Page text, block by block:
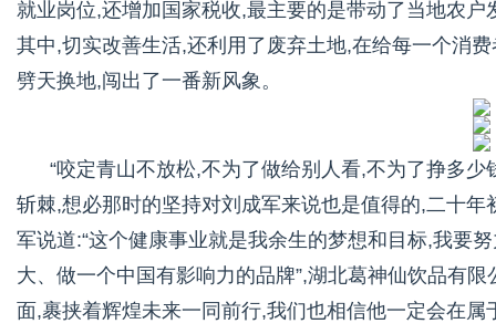
就业岗位,还增加国家税收,最主要的是带动了当地农
其中,切实改善生活,还利用了废弃土地,在给每一个消
劈天换地,闯出了一番新风象。
“咬定青山不放松,不为了做给别人看,不为了挣多
斩棘,想必那时的坚持对刘成军来说也是值得的,二十
军说道:“这个健康事业就是我余生的梦想和目标,我要
大、做一个中国有影响力的品牌”,湖北葛神仙饮品有
面,裹挟着辉煌未来一同前行,我们也相信他一定会在